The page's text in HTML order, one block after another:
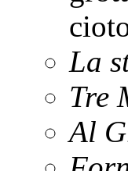
La
Tre
Al